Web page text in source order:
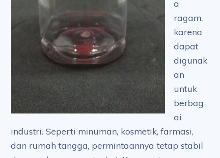
a
ragam,
karena
dapat
digunak
an
untuk
berbag
ai
industri. Seperti minuman, kosmetik, farmasi,
dan rumah tangga, permintaannya tetap stabil